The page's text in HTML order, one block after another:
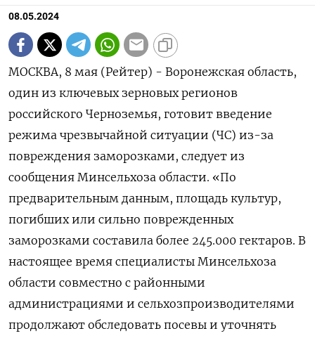
08.05.2024
МОСКВА, 8 мая (Рейтер) - Воронежская область,
один из ключевых зерновых регионов
российского Черноземья, готовит введение
режима чрезвычайной ситуации (ЧС) из-за
повреждения заморозками, следует из
сообщения Минсельхоза области. «По
предварительным данным, площадь культур,
погибших или сильно поврежденных
заморозками составила более 245.000 гектаров. В
настоящее время специалисты Минсельхоза
области совместно с районными
администрациями и сельхозпроизводителями
продолжают обследовать посевы и уточнять